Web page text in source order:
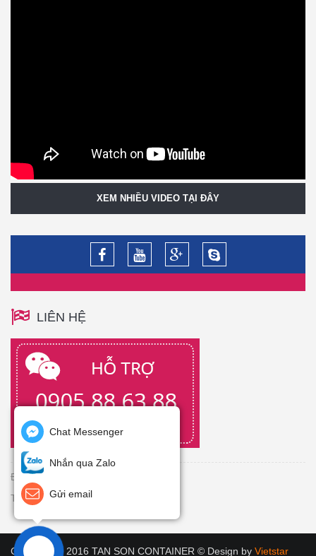
XEM NHIỀU VIDEO TẠI ĐÂY
LIÊN HỆ
Đang Online: 3
Tổng truy cập:
Copyright © 2016 TAN SON CONTAINER © Design by Vietstar
Chat Messenger
Nhắn qua Zalo
Gửi email